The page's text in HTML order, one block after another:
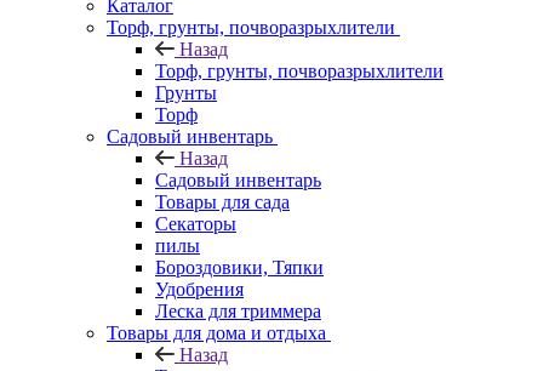
Каталог
Торф, грунты, почворазрыхлители
Назад
Торф, грунты, почворазрыхлители
Грунты
Торф
Садовый инвентарь
Назад
Садовый инвентарь
Товары для сада
Секаторы
пилы
Бороздовики, Тяпки
Удобрения
Леска для триммера
Товары для дома и отдыха
Назад